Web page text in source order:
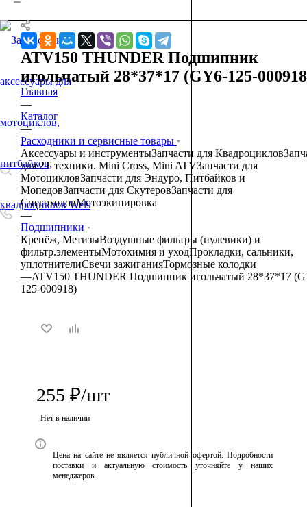
0 0 0
ATV150 THUNDER Подшипник
игольчатый 28*37*17 (GY6-125-
Главная
—
Каталог
—
Расходники и сервисные товары
Аксессуары и инструментыЗапчасти для Квадроциклов
для 2T техники. Mini Cross, Mini ATVЗапчасти для
МотоцикловЗапчасти для Эндуро, Питбайков и
МопедовЗапчасти для СкутеровЗапчасти для
СнегоходовМотоэкипировка
—
Подшипники
Крепёж, МетизыВоздушные фильтры (нулевики) и
фильтр.элементыМотохимия и уходПрокладки, сальники,
уплотнителиСвечи зажиганияТормозные колодки
—ATV150 THUNDER Подшипник игольчатый 28*37*17
125-000918)
255 ₽/шт
Нет в наличии
Цена на сайте не является публичной офертой. Подробности
поставки и актуальную стоимость уточняйте у наших
менеджеров.